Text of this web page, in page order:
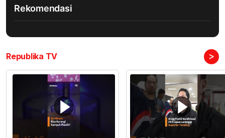
Rekomendasi
Republika TV >